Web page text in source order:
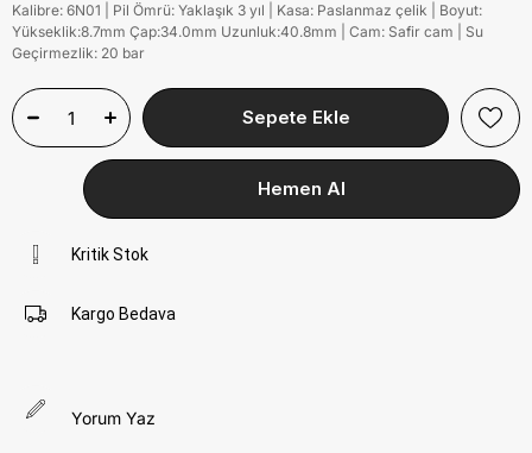
Kalibre: 6N01 | Pil Ömrü: Yaklaşık 3 yıl | Kasa: Paslanmaz çelik | Boyut:
Yükseklik:8.7mm Çap:34.0mm Uzunluk:40.8mm | Cam: Safir cam | Su
Geçirmezlik: 20 bar
Kritik Stok
Kargo Bedava
Yorum Yaz